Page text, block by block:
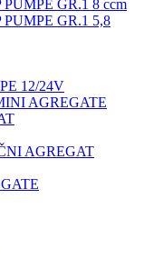
GR.1 8 ccm
GR.1 5,8
12/24V
AGREGATE
AGREGAT